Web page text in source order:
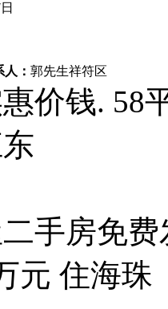
： 郭先生祥符区
价钱. 58
手房免
元 住海珠